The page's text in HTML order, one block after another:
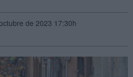
de 2023 17:30h